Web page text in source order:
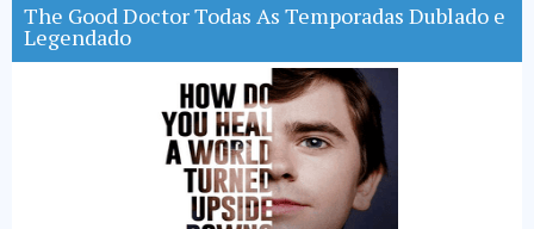
The Good Doctor Todas As Temporadas Dublado e
Legendado